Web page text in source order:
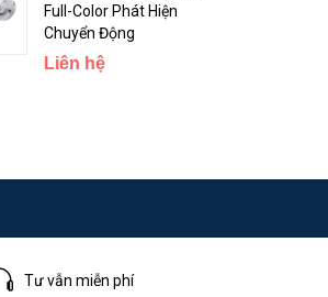
Full-Color Phát Hiện
Chuyển Động
Liên hệ
Tư vẫn miễn phí